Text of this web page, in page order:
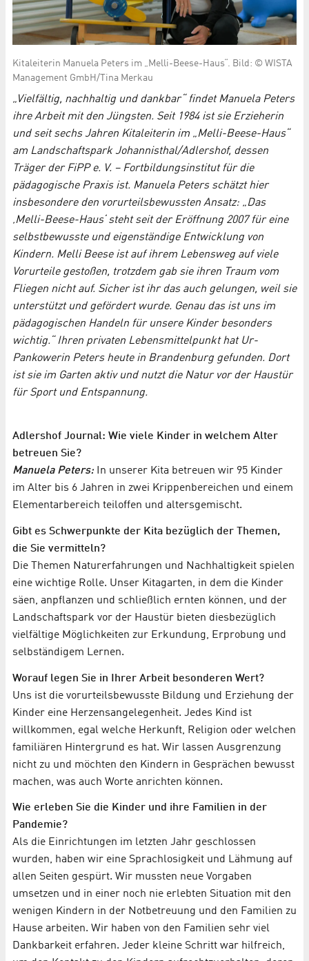
Kitaleiterin Manuela Peters im „Melli-Beese-Haus“. Bild: © WISTA
Management GmbH/Tina Merkau
„Vielfältig, nachhaltig und dankbar“ findet Manuela Peters
ihre Arbeit mit den Jüngsten. Seit 1984 ist sie Erzieherin
und seit sechs Jahren Kitaleiterin im „Melli-Beese-Haus“
am Landschaftspark Johannisthal/Adlershof, dessen
Träger der FiPP e. V. – Fortbildungsinstitut für die
pädagogische Praxis ist. Manuela Peters schätzt hier
insbesondere den vorurteilsbewussten Ansatz: „Das
‚Melli-Beese-Haus‘ steht seit der Eröffnung 2007 für eine
selbstbewusste und eigenständige Entwicklung von
Kindern. Melli Beese ist auf ihrem Lebensweg auf viele
Vorurteile gestoßen, trotzdem gab sie ihren Traum vom
Fliegen nicht auf. Sicher ist ihr das auch gelungen, weil sie
unterstützt und gefördert wurde. Genau das ist uns im
pädagogischen Handeln für unsere Kinder besonders
wichtig.“ Ihren privaten Lebensmittelpunkt hat Ur-
Pankowerin Peters heute in Brandenburg gefunden. Dort
ist sie im Garten aktiv und nutzt die Natur vor der Haustür
für Sport und Entspannung.
Adlershof Journal: Wie viele Kinder in welchem Alter
betreuen Sie?
Manuela Peters: In unserer Kita betreuen wir 95 Kinder
im Alter bis 6 Jahren in zwei Krippenbereichen und einem
Elementarbereich teiloffen und altersgemischt.
Gibt es Schwerpunkte der Kita bezüglich der Themen,
die Sie vermitteln?
Die Themen Naturerfahrungen und Nachhaltigkeit spielen
eine wichtige Rolle. Unser Kitagarten, in dem die Kinder
säen, anpflanzen und schließlich ernten können, und der
Landschaftspark vor der Haustür bieten diesbezüglich
vielfältige Möglichkeiten zur Erkundung, Erprobung und
selbständigem Lernen.
Worauf legen Sie in Ihrer Arbeit besonderen Wert?
Uns ist die vorurteilsbewusste Bildung und Erziehung der
Kinder eine Herzensangelegenheit. Jedes Kind ist
willkommen, egal welche Herkunft, Religion oder welchen
familiären Hintergrund es hat. Wir lassen Ausgrenzung
nicht zu und möchten den Kindern in Gesprächen bewusst
machen, was auch Worte anrichten können.
Wie erleben Sie die Kinder und ihre Familien in der
Pandemie?
Als die Einrichtungen im letzten Jahr geschlossen
wurden, haben wir eine Sprachlosigkeit und Lähmung auf
allen Seiten gespürt. Wir mussten neue Vorgaben
umsetzen und in einer noch nie erlebten Situation mit den
wenigen Kindern in der Notbetreuung und den Familien zu
Hause arbeiten. Wir haben von den Familien sehr viel
Dankbarkeit erfahren. Jeder kleine Schritt war hilfreich,